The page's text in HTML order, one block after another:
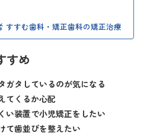
すすむ歯科・矯正歯科の矯正治療
すめ
ガタしているのが気になる
てくるか心配
い装置で小児矯正をしたい
て歯並びを整えたい